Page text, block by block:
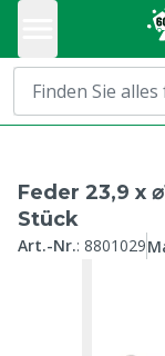
Feder 23,9 x
Stück
Art.-Nr.: 8801029